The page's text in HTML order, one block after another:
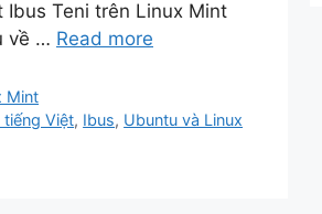
Ibus Teni trên Linux Mint
về … Read more
Mint
tiếng Việt, Ibus, Ubuntu và Linux